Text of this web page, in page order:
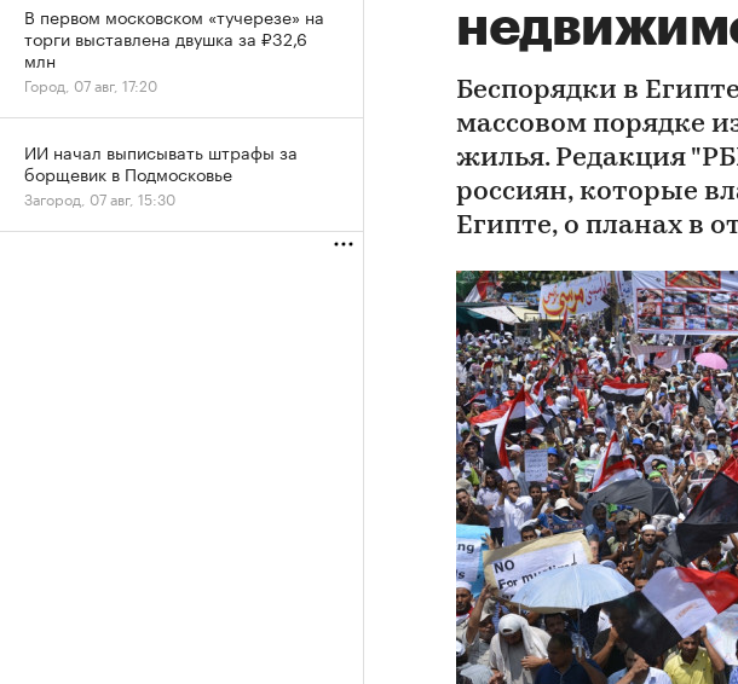
Беспорядки в
массовом порядке
жилья. Редакция
россиян, которые
Египте, о планах в
В первом московском «тучерезе» на
торги выставлена двушка за ₽32,6
млн
Город, 07 авг, 17:20
ИИ начал выписывать штрафы за
борщевик в Подмосковье
Загород, 07 авг, 15:30